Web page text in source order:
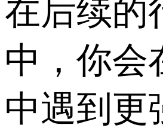
在后续的
中，你会
中遇到更